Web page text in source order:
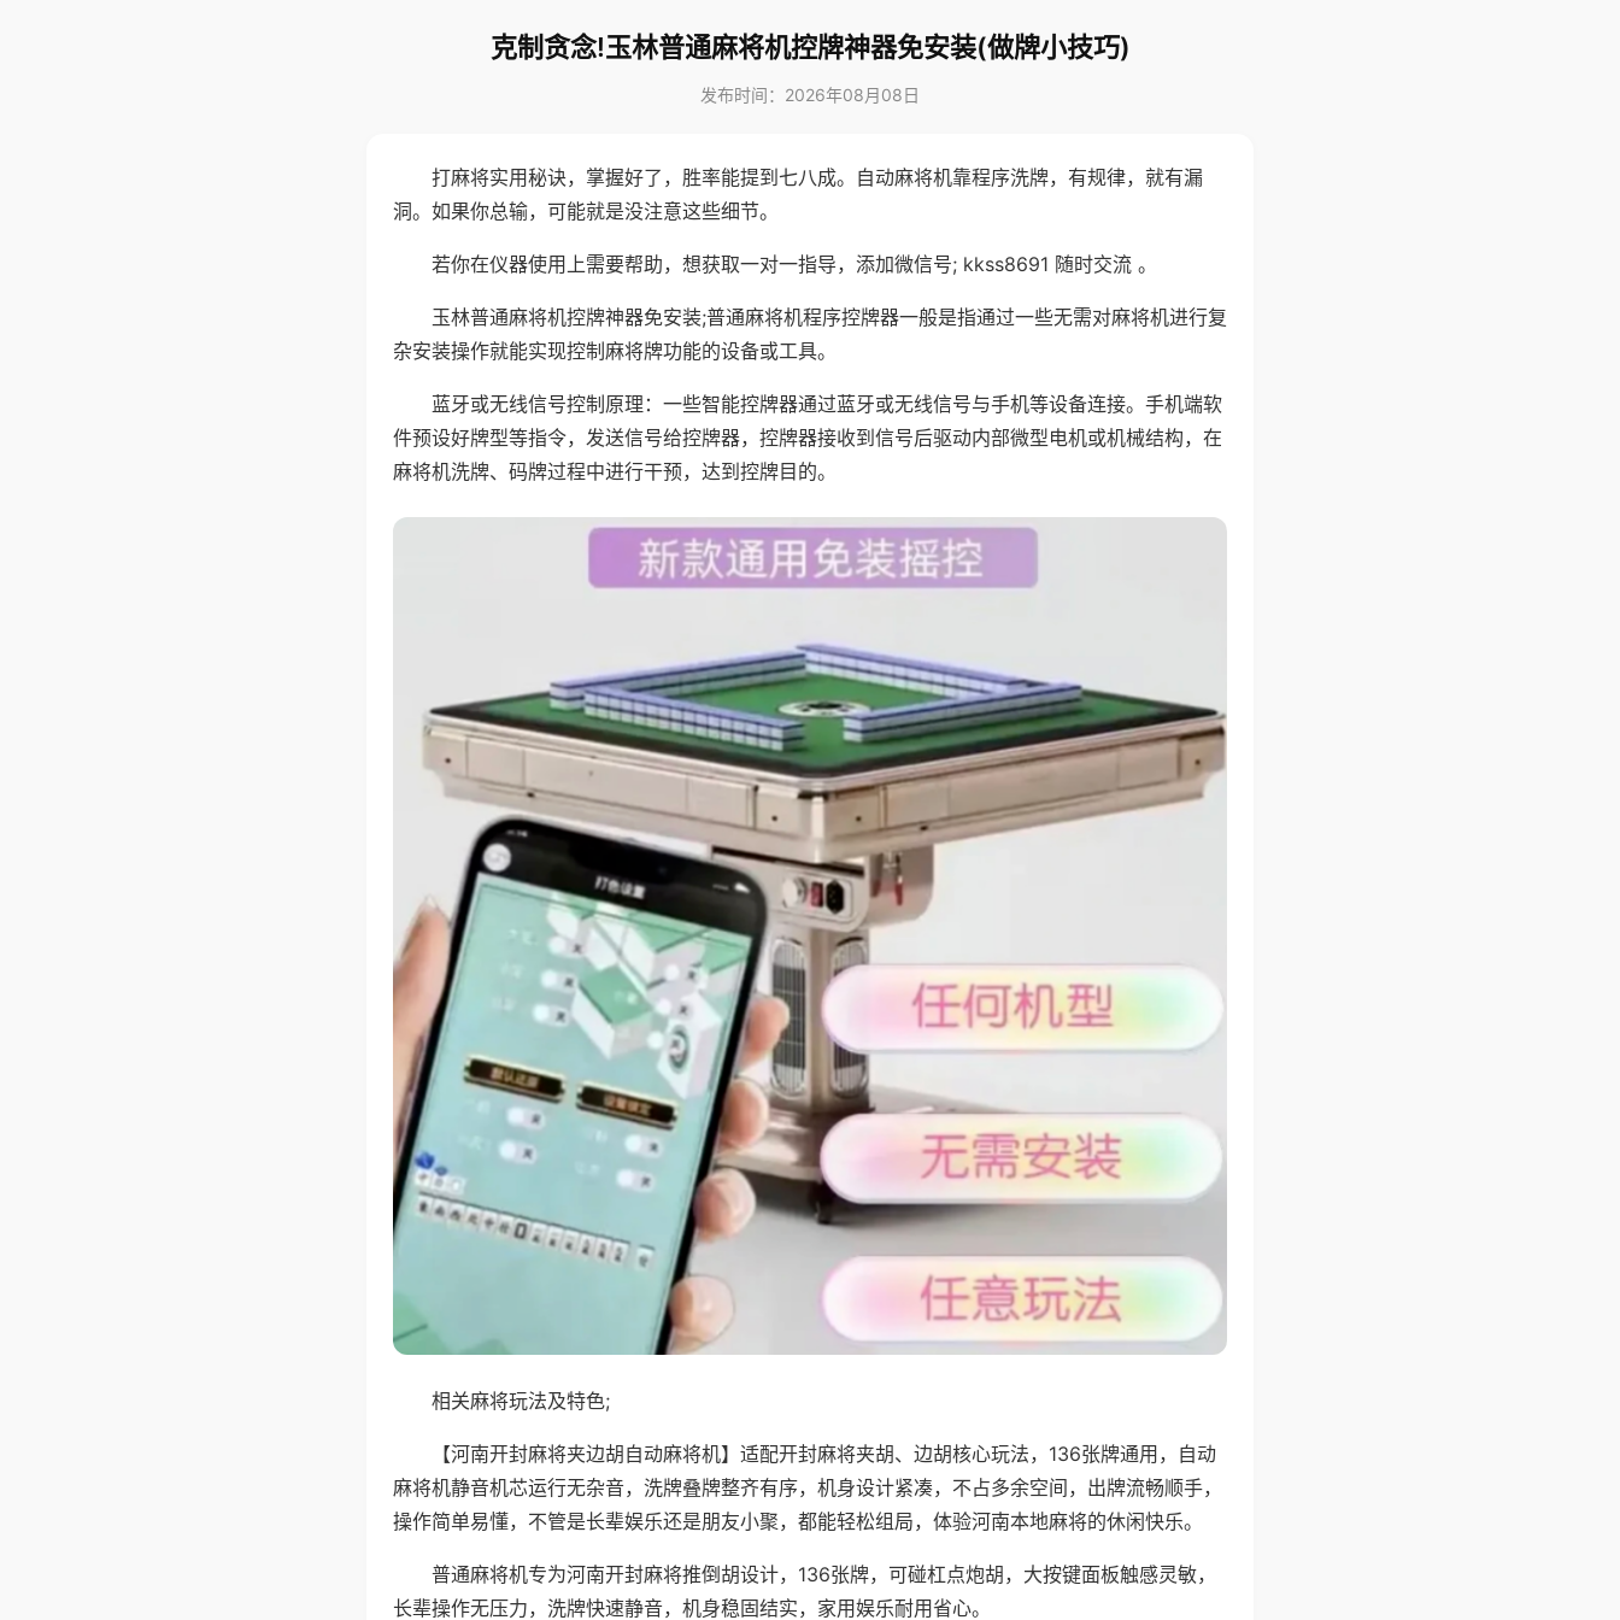
克制贪念!玉林普通麻将机控牌神器免安装(做牌小技巧)
发布时间：2026年08月08日
打麻将实用秘诀，掌握好了，胜率能提到七八成。自动麻将机靠程序洗牌，有规律，就有漏
洞。如果你总输，可能就是没注意这些细节。
若你在仪器使用上需要帮助，想获取一对一指导，添加微信号; kkss8691 随时交流 。
玉林普通麻将机控牌神器免安装;普通麻将机程序控牌器一般是指通过一些无需对麻将机进行复
杂安装操作就能实现控制麻将牌功能的设备或工具。
蓝牙或无线信号控制原理：一些智能控牌器通过蓝牙或无线信号与手机等设备连接。手机端软
件预设好牌型等指令，发送信号给控牌器，控牌器接收到信号后驱动内部微型电机或机械结构，在
麻将机洗牌、码牌过程中进行干预，达到控牌目的。
相关麻将玩法及特色;
【河南开封麻将夹边胡自动麻将机】适配开封麻将夹胡、边胡核心玩法，136张牌通用，自动
麻将机静音机芯运行无杂音，洗牌叠牌整齐有序，机身设计紧凑，不占多余空间，出牌流畅顺手，
操作简单易懂，不管是长辈娱乐还是朋友小聚，都能轻松组局，体验河南本地麻将的休闲快乐。
普通麻将机专为河南开封麻将推倒胡设计，136张牌，可碰杠点炮胡，大按键面板触感灵敏，
长辈操作无压力，洗牌快速静音，机身稳固结实，家用娱乐耐用省心。